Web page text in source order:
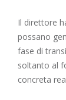
Il direttore
possano
fase di
soltanto al
concreta